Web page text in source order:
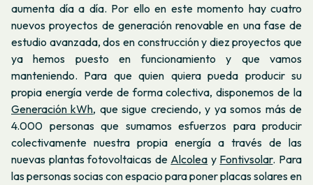
aumenta día a día. Por ello en este momento hay cuatro
nuevos proyectos de generación renovable en una fase de
estudio avanzada, dos en construcción y diez proyectos que
ya hemos puesto en funcionamiento y que vamos
manteniendo. Para que quien quiera pueda producir su
propia energía verde de forma colectiva, disponemos de la
Generación kWh, que sigue creciendo, y ya somos más de
4.000 personas que sumamos esfuerzos para producir
colectivamente nuestra propia energía a través de las
nuevas plantas fotovoltaicas de Alcolea y Fontivsolar. Para
las personas socias con espacio para poner placas solares en